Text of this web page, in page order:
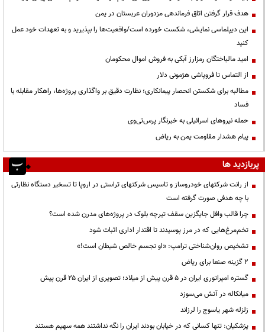
هدف قرار گرفتن اتاق‌ فرماندهی مزدوران عربستان در یمن
این دیپلماسی نمایشی، شکست خورده است/واقعیت‌ها را بپذیرید و به تعهدات خود عمل
کنید
امید مالباختگان رمزارز آبکی به فروش اموال محکومان
از التماس تا فروپاشی هژمونی دلار
مطالبه برای شکستن انحصار پیمانکاری؛ نظارت دقیق بر واگذاری پروژه‌ها، راهکار مقابله با
فساد
حمله نیروهای اسرائیلی به خبرنگار پرس‌تی‌وی
پیام هشدار مقاومت یمن به ریاض
پربازدید ها
از رانت‌ شرکتهای خودروساز و تاسیس شرکتهای تراستی در اروپا تا تسخیر دستگاه نظارتی
با چه هدفی صورت گرفته است
چرا قالب وافل جایگزین سقف تیرچه بلوک در پروژه‌های مدرن شده است؟
تخم‌مرغ‌هایی که در مرز پوسیدند تا اقتدار اداری اثبات شود
تشخیص روان‌شناختی ترامپ: «او تجسم خالص شیطان است!»
۲ گزینه صنعا برای ریاض
گستره امپراتوری ایران در ۵ قرن پیش از میلاد؛ تصویری از ایران ۲۵ قرن پیش
میانکاله در آتش می‌سوزد
زلزله شهر یاسوج را لرزاند
پزشکیان: تنها کسانی که در خیابان بودند ایران را نگه نداشتند همه سهیم هستند